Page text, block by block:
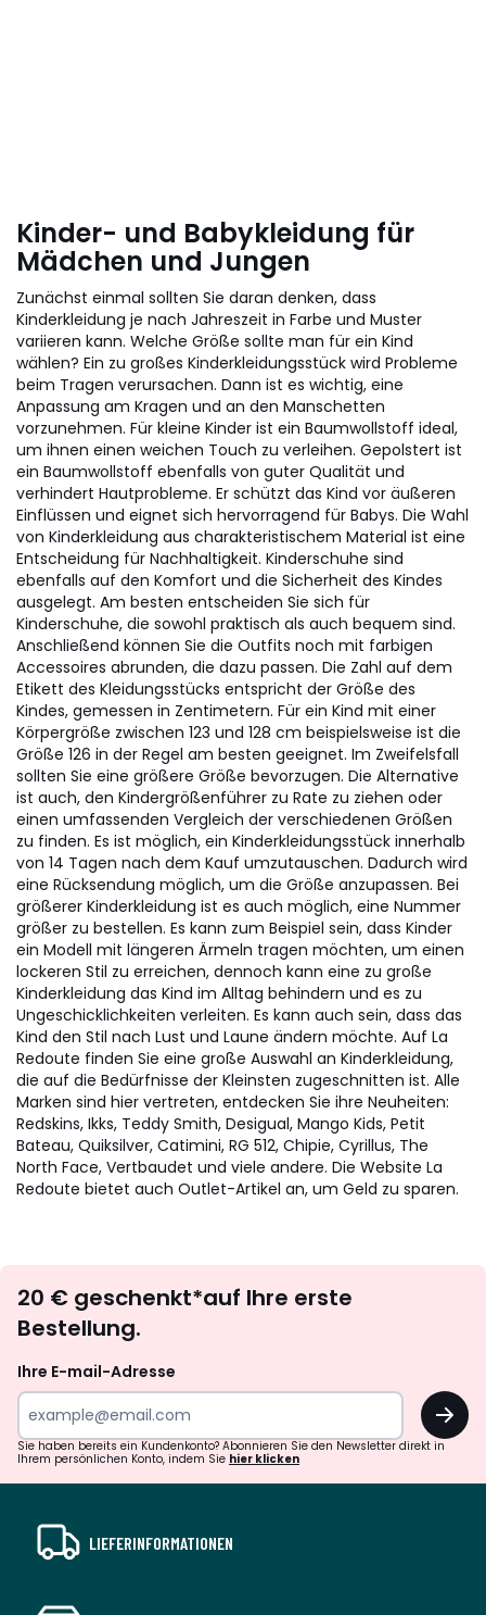
Kinder- und Babykleidung für
Mädchen und Jungen
Zunächst einmal sollten Sie daran denken, dass
Kinderkleidung je nach Jahreszeit in Farbe und Muster
variieren kann. Welche Größe sollte man für ein Kind
wählen? Ein zu großes Kinderkleidungsstück wird Probleme
beim Tragen verursachen. Dann ist es wichtig, eine
Anpassung am Kragen und an den Manschetten
vorzunehmen. Für kleine Kinder ist ein Baumwollstoff ideal,
um ihnen einen weichen Touch zu verleihen. Gepolstert ist
ein Baumwollstoff ebenfalls von guter Qualität und
verhindert Hautprobleme. Er schützt das Kind vor äußeren
Einflüssen und eignet sich hervorragend für Babys. Die Wahl
von Kinderkleidung aus charakteristischem Material ist eine
Entscheidung für Nachhaltigkeit. Kinderschuhe sind
ebenfalls auf den Komfort und die Sicherheit des Kindes
ausgelegt. Am besten entscheiden Sie sich für
Kinderschuhe, die sowohl praktisch als auch bequem sind.
Anschließend können Sie die Outfits noch mit farbigen
Accessoires abrunden, die dazu passen. Die Zahl auf dem
Etikett des Kleidungsstücks entspricht der Größe des
Kindes, gemessen in Zentimetern. Für ein Kind mit einer
Körpergröße zwischen 123 und 128 cm beispielsweise ist die
Größe 126 in der Regel am besten geeignet. Im Zweifelsfall
sollten Sie eine größere Größe bevorzugen. Die Alternative
ist auch, den Kindergrößenführer zu Rate zu ziehen oder
einen umfassenden Vergleich der verschiedenen Größen
zu finden. Es ist möglich, ein Kinderkleidungsstück innerhalb
von 14 Tagen nach dem Kauf umzutauschen. Dadurch wird
eine Rücksendung möglich, um die Größe anzupassen. Bei
größerer Kinderkleidung ist es auch möglich, eine Nummer
größer zu bestellen. Es kann zum Beispiel sein, dass Kinder
ein Modell mit längeren Ärmeln tragen möchten, um einen
lockeren Stil zu erreichen, dennoch kann eine zu große
Kinderkleidung das Kind im Alltag behindern und es zu
Ungeschicklichkeiten verleiten. Es kann auch sein, dass das
Kind den Stil nach Lust und Laune ändern möchte. Auf La
Redoute finden Sie eine große Auswahl an Kinderkleidung,
die auf die Bedürfnisse der Kleinsten zugeschnitten ist. Alle
Marken sind hier vertreten, entdecken Sie ihre Neuheiten:
Redskins, Ikks, Teddy Smith, Desigual, Mango Kids, Petit
Bateau, Quiksilver, Catimini, RG 512, Chipie, Cyrillus, The
North Face, Vertbaudet und viele andere. Die Website La
Redoute bietet auch Outlet-Artikel an, um Geld zu sparen.
abonnieren
20 € geschenkt*auf Ihre erste
Bestellung.
Ihre E-mail-Adresse
OK
Sie haben bereits ein Kundenkonto? Abonnieren Sie den Newsletter direkt in
Ihrem persönlichen Konto, indem Sie hier klicken
LIEFERINFORMATIONEN